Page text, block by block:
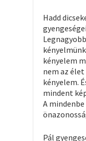
Hadd
kényelem
nem az
kényelem.
mindent
A
Pál